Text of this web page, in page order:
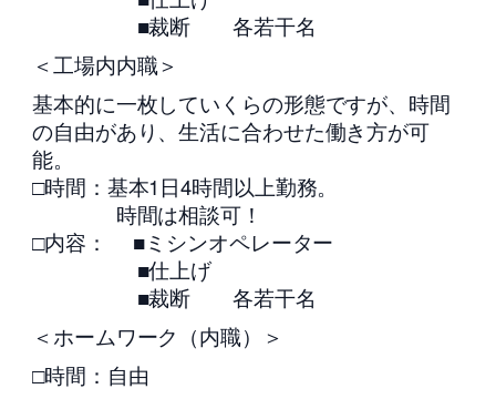
■裁断 各若干名
＜工場内内職＞
基本的に一枚していくらの形態ですが、時間
の自由があり、生活に合わせた働き方が可
能。
□時間：基本1日4時間以上勤務。
時間は相談可！
□内容： ■ミシンオペレーター
■仕上げ
■裁断 各若干名
＜ホームワーク（内職）＞
□時間：自由